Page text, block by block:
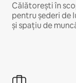
Călătorești în
pentru șederi de
și spațiu de